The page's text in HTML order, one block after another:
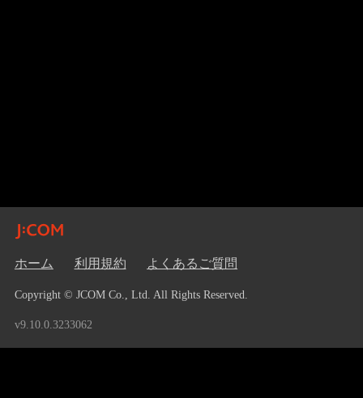
ホーム 利用規約 よくあるご質問
Copyright © JCOM Co., Ltd. All Rights Reserved.
v9.10.0.3233062